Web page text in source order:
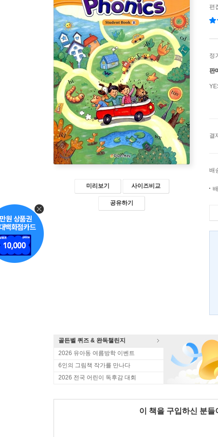
미리보기 사이즈비교
공유하기
편
정
판
결
배
골든벨 퀴즈 & 완독챌린지
2026 유아동 여름방학 이벤트
6인의 그림책 작가를 만나다
2026 전국 어린이 독후감 대회
이 책을 구입하신 분